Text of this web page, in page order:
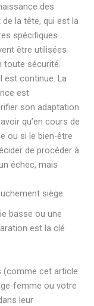
des
la tête, qui est la
spécifiques
être utilisées
toute sécurité.
est continue. La
est
son adaptation
qu’en cours de
ou si le bien-être
de procéder à
échec, mais
siège
basse ou une
est la clé
(comme cet article
femme ou votre
leur